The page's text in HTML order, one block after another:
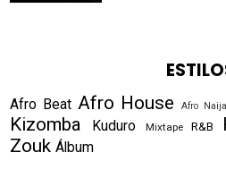
Afro Beat Afro House Afro Naija
Kizomba Kuduro Mixtape R&B
Zouk Álbum